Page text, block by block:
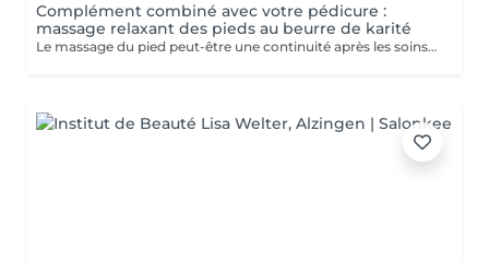
Complément combiné avec votre pédicure :
massage relaxant des pieds au beurre de karité
Le massage du pied peut-être une continuité après les soins de pédicure: - Apporte une détente - Evacue tout stress - Stimule la circulation sanguine